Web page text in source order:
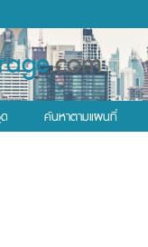
.com
ค้นหาตามแผนที่